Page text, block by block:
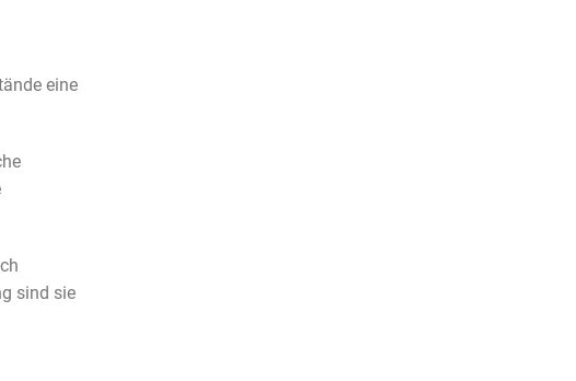
eine
sind sie